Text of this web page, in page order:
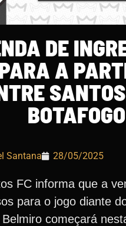
DE
A
BOTAFOGO
Santana 28/05/2025
FC informa que a
para o jogo diante
Belmiro começará